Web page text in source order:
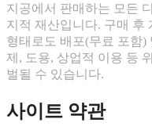
지공에서 판매하는 모든
지적 재산입니다. 구매 후
형태로도 배포(무료 포함)
제, 도용, 상업적 이용 등
벌될 수 있습니다.
사이트 약관